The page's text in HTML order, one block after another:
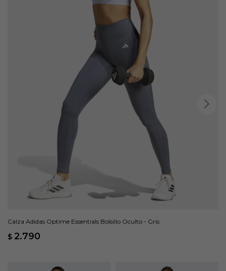
Calza Adidas Optime Essentials Bolsillo Oculto - Gris
$ 2.790